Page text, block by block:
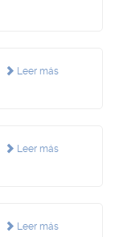
Leer más
Leer más
Leer más